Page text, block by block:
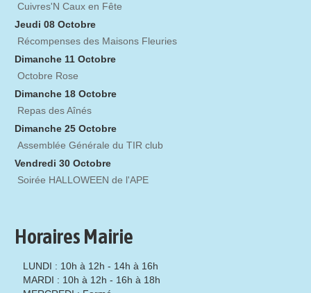
Cuivres'N Caux en Fête
Jeudi 08 Octobre
Récompenses des Maisons Fleuries
Dimanche 11 Octobre
Octobre Rose
Dimanche 18 Octobre
Repas des Aînés
Dimanche 25 Octobre
Assemblée Générale du TIR club
Vendredi 30 Octobre
Soirée HALLOWEEN de l'APE
Horaires Mairie
LUNDI : 10h à 12h - 14h à 16h
MARDI : 10h à 12h - 16h à 18h